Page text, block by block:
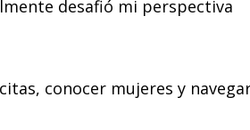
desafió mi perspectiva
conocer mujeres y